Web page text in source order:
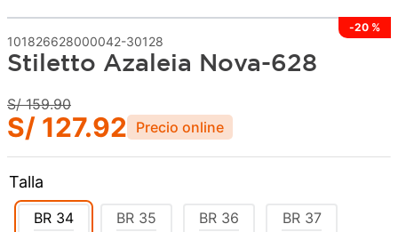
-20 %
101826628000042-30128
Stiletto Azaleia Nova-628
S/ 159.90
S/ 127.92
Talla
BR 34
BR 35
BR 36
BR 37